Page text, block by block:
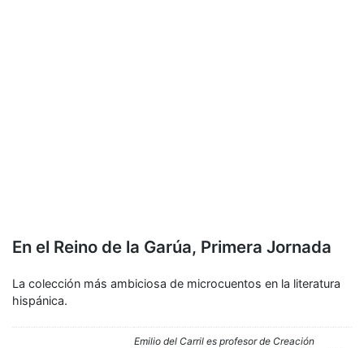
En el Reino de la Garúa, Primera Jornada
La colección más ambiciosa de microcuentos en la literatura
hispánica.
Emilio del Carril es profesor de Creación